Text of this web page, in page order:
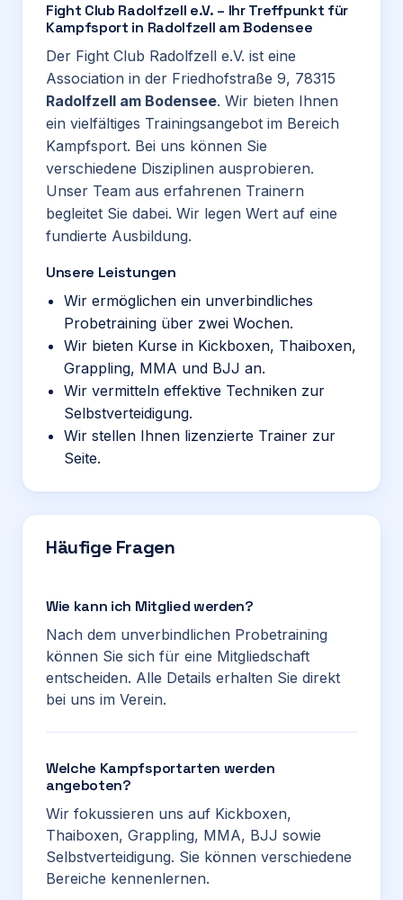
Fight Club Radolfzell e.V. – Ihr Treffpunkt für
Kampfsport in Radolfzell am Bodensee
Der Fight Club Radolfzell e.V. ist eine
Association in der Friedhofstraße 9, 78315
Radolfzell am Bodensee. Wir bieten Ihnen
ein vielfältiges Trainingsangebot im Bereich
Kampfsport. Bei uns können Sie
verschiedene Disziplinen ausprobieren.
Unser Team aus erfahrenen Trainern
begleitet Sie dabei. Wir legen Wert auf eine
fundierte Ausbildung.
Unsere Leistungen
Wir ermöglichen ein unverbindliches
Probetraining über zwei Wochen.
Wir bieten Kurse in Kickboxen, Thaiboxen,
Grappling, MMA und BJJ an.
Wir vermitteln effektive Techniken zur
Selbstverteidigung.
Wir stellen Ihnen lizenzierte Trainer zur
Seite.
Häufige Fragen
Wie kann ich Mitglied werden?
Nach dem unverbindlichen Probetraining
können Sie sich für eine Mitgliedschaft
entscheiden. Alle Details erhalten Sie direkt
bei uns im Verein.
Welche Kampfsportarten werden
angeboten?
Wir fokussieren uns auf Kickboxen,
Thaiboxen, Grappling, MMA, BJJ sowie
Selbstverteidigung. Sie können verschiedene
Bereiche kennenlernen.